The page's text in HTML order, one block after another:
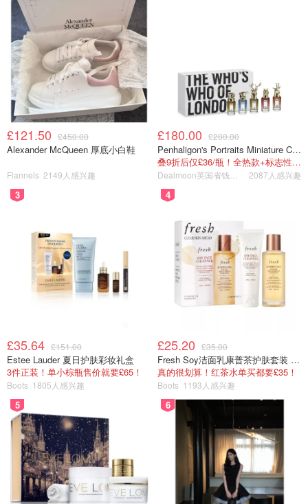
£121.50 £450.00
Alexander McQueen 厚底小白鞋
Flannels 2149人感兴趣
£180.00 £200.00
Penhaligon's Portraits Miniature Collection 香氛套装 5瓶装
叠9折后仅£36/瓶！全热款+标志性兽首头
2087人感兴趣
3
£35.64 £151.00
Estee Lauder 夏日护肤彩妆礼盒
3件正装！单小棕瓶售价就要£65！
Boots 1805人感兴趣
4
£25.20 £35.00
Fresh Soy洁面乳康普茶护肤套装 100ml
真的很划算！红茶水单买都要£35！
Boots 1193人感兴趣
5 6